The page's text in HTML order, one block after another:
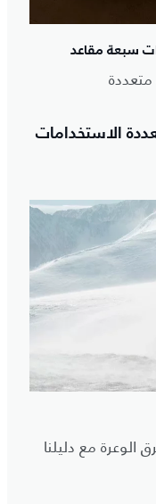
سبعة مقاعد
متعددة
الاستخدامات
الوعرة مع دليلنا